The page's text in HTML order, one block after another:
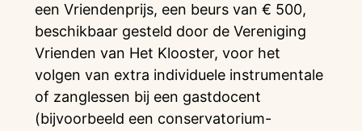
een Vriendenprijs, een beurs van € 500,
beschikbaar gesteld door de Vereniging
Vrienden van Het Klooster, voor het
volgen van extra individuele instrumentale
of zanglessen bij een gastdocent
(bijvoorbeeld een conservatorium-